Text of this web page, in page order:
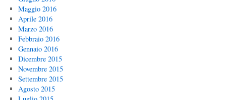
Maggio 2016
Aprile 2016
Marzo 2016
Febbraio 2016
Gennaio 2016
Dicembre 2015
Novembre 2015
Settembre 2015
Agosto 2015